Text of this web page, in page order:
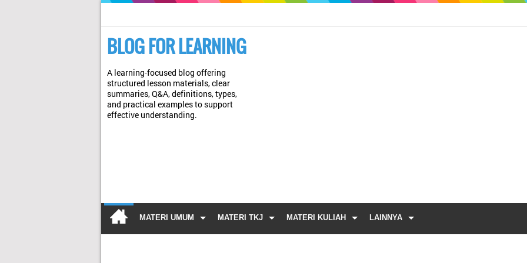
BLOG FOR LEARNING
A learning-focused blog offering
structured lesson materials, clear
summaries, Q&A, definitions, types,
and practical examples to support
effective understanding.
MATERI UMUM MATERI TKJ MATERI KULIAH LAINNYA